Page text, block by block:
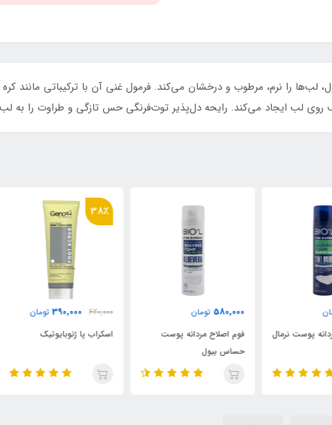
روی لب ایجاد می‌کند. رایحه دل‌پذیر توت‌فرنگی حس تازگی و طراوت را به
فوم اصلاح مردانه پوست
390,000 تومان
اسکراب پا ژنوبایوتیک
350,000
کرم رفع